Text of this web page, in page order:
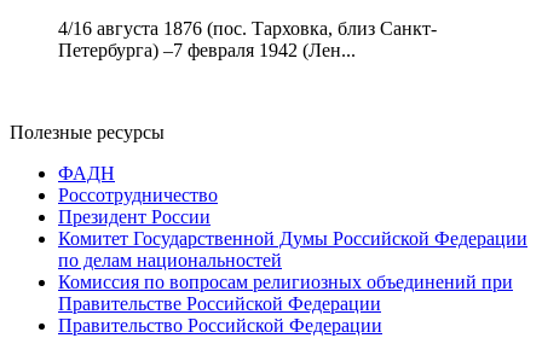
4/16 августа 1876 (пос. Тарховка, близ Санкт-
Петербурга) –7 февраля 1942 (Лен...
Полезные ресурсы
ФАДН
Россотрудничество
Президент России
Комитет Государственной Думы Российской Федерации
по делам национальностей
Комиссия по вопросам религиозных объединений при
Правительстве Российской Федерации
Правительство Российской Федерации